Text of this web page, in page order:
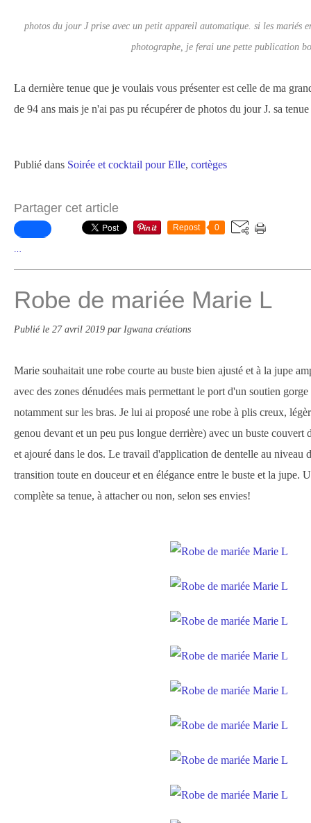
photos du jour J prise avec un petit appareil automatique. si les mariés
photographe, je ferai une pette publication
La dernière tenue que je voulais vous présenter est celle de ma
de 94 ans mais je n'ai pas pu récupérer de photos du jour J. sa
Publié dans Soirée et cocktail pour Elle, cortèges
Partager cet article
Repost 0
Robe de mariée Marie L
Publié le 27 avril 2019 par Igwana créations
Marie souhaitait une robe courte au buste bien ajusté et à la jupe
avec des zones dénudées mais permettant le port d'un soutien
notamment sur les bras. Je lui ai proposé une robe à plis creux,
genou devant et un peu pus longue derrière) avec un buste couvert
et ajouré dans le dos. Le travail d'application de dentelle au niveau
transition toute en douceur et en élégance entre le buste et la jupe.
complète sa tenue, à attacher ou non, selon ses envies!